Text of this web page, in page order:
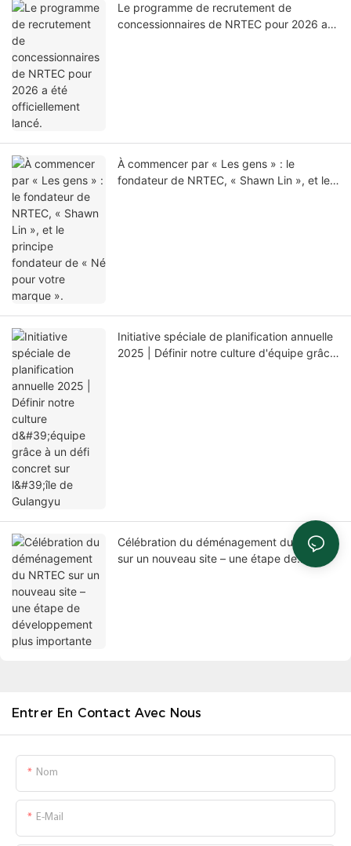
Le programme de recrutement de
concessionnaires de NRTEC pour 2026 a
À commencer par « Les gens » : le
fondateur de NRTEC, « Shawn Lin », et le
Initiative spéciale de planification annuelle
2025 | Définir notre culture d'équipe grâce
Célébration du déménagement du NRTEC
sur un nouveau site – une étape de
Entrer En Contact Avec Nous
Nom
E-Mail